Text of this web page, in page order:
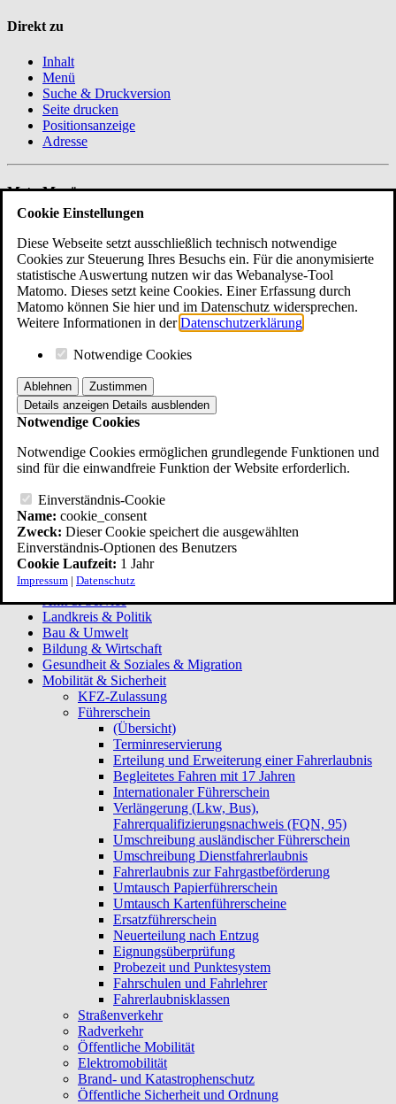
Direkt zu
Inhalt
Menü
Suche & Druckversion
Seite drucken
Positionsanzeige
Adresse
Meta-Menü
Hilfe
Leichte Sprache
Suche
Suchbegriff
Druckversion
Menü
(Übersicht)
Amt & Service
Landkreis & Politik
Bau & Umwelt
Bildung & Wirtschaft
Gesundheit & Soziales & Migration
Mobilität & Sicherheit
KFZ-Zulassung
Führerschein
(Übersicht)
Terminreservierung
Erteilung und Erweiterung einer Fahrerlaubnis
Begleitetes Fahren mit 17 Jahren
Internationaler Führerschein
Verlängerung (Lkw, Bus),
Fahrerqualifizierungsnachweis (FQN, 95)
Umschreibung ausländischer Führerschein
Umschreibung Dienstfahrerlaubnis
Fahrerlaubnis zur Fahrgastbeförderung
Umtausch Papierführerschein
Umtausch Kartenführerscheine
Ersatzführerschein
Neuerteilung nach Entzug
Eignungsüberprüfung
Probezeit und Punktesystem
Fahrschulen und Fahrlehrer
Fahrerlaubnisklassen
Straßenverkehr
Radverkehr
Öffentliche Mobilität
Elektromobilität
Brand- und Katastrophenschutz
Öffentliche Sicherheit und Ordnung
Cookie Einstellungen
Diese Webseite setzt ausschließlich technisch notwendige
Cookies zur Steuerung Ihres Besuchs ein. Für die anonymisierte
statistische Auswertung nutzen wir das Webanalyse-Tool
Matomo. Dieses setzt keine Cookies. Einer Erfassung durch
Matomo können Sie hier und im Datenschutz widersprechen.
Weitere Informationen in derDatenschutzerklärung
Notwendige Cookies
Ablehnen
Zustimmen
Details anzeigen Details ausblenden
Notwendige Cookies
Notwendige Cookies ermöglichen grundlegende Funktionen und
sind für die einwandfreie Funktion der Website erforderlich.
Einverständnis-Cookie
Name: cookie_consent
Zweck: Dieser Cookie speichert die ausgewählten
Einverständnis-Optionen des Benutzers
Cookie Laufzeit: 1 Jahr
Impressum | Datenschutz